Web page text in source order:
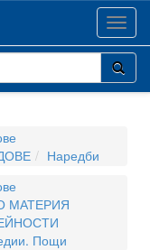
Наредби
МАТЕРИЯ
Пощи